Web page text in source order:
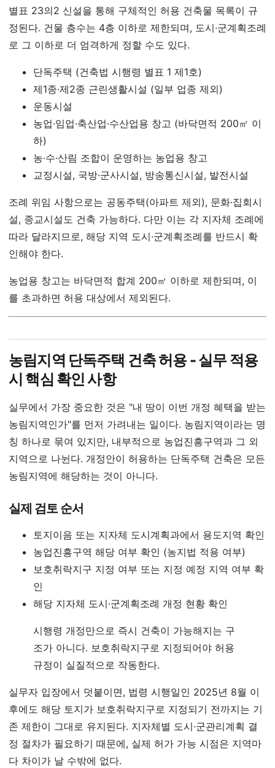
별표 23의2 신설을 통해 구체적인 허용 건축물 목록이 규
정된다. 건물 층수는 4층 이하로 제한되며, 도시·군계획조례
로 그 이하로 더 엄격하게 정할 수도 있다.
단독주택 (건축법 시행령 별표 1 제1호)
제1종·제2종 근린생활시설 (일부 업종 제외)
운동시설
농업·임업·축산업·수산업용 창고 (바닥면적 200㎡ 이
하)
농·수·산림 조합이 운영하는 농업용 창고
교정시설, 국방·군사시설, 방송통신시설, 발전시설
조례 위임 사항으로는 공동주택(아파트 제외), 문화·집회시
설, 종교시설도 건축 가능하다. 다만 이는 각 지자체 조례에
따라 달라지므로, 해당 지역 도시·군계획조례를 반드시 확
인해야 한다.
농업용 창고는 바닥면적 합계 200㎡ 이하로 제한되며, 이
를 초과하면 허용 대상에서 제외된다.
농림지역 단독주택 건축 허용 - 실무 적용
시 핵심 확인 사항
실무에서 가장 중요한 것은 "내 땅이 이번 개정 혜택을 받는
농림지역인가"를 먼저 가려내는 일이다. 농림지역이라는 명
칭 하나로 묶여 있지만, 내부적으로 농업진흥구역과 그 외
지역으로 나뉜다. 개정안이 허용하는 단독주택 건축은 모든
농림지역에 해당하는 것이 아니다.
실제 검토 순서
토지이음 또는 지자체 도시계획과에서 용도지역 확인
농업진흥구역 해당 여부 확인 (농지법 적용 여부)
보호취락지구 지정 여부 또는 지정 예정 지역 여부 확
인
해당 지자체 도시·군계획조례 개정 현황 확인
시행령 개정만으로 즉시 건축이 가능해지는 구
조가 아니다. 보호취락지구로 지정되어야 허용
규정이 실질적으로 작동한다.
실무자 입장에서 덧붙이면, 법령 시행일인 2025년 8월 이
후에도 해당 토지가 보호취락지구로 지정되기 전까지는 기
존 제한이 그대로 유지된다. 지자체별 도시·군관리계획 결
정 절차가 필요하기 때문에, 실제 허가 가능 시점은 지역마
다 차이가 날 수밖에 없다.